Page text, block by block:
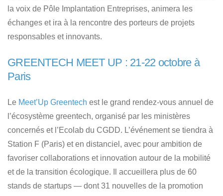
la voix de Pôle Implantation Entreprises, animera les
échanges et ira à la rencontre des porteurs de projets
responsables et innovants.
GREENTECH MEET UP : 21-22 octobre à
Paris
Le Meet’Up Greentech est le grand rendez-vous annuel de
l’écosystème greentech, organisé par les ministères
concernés et l’Ecolab du CGDD. L’événement se tiendra à
Station F (Paris) et en distanciel, avec pour ambition de
favoriser collaborations et innovation autour de la mobilité
et de la transition écologique. Il accueillera plus de 60
stands de startups — dont 31 nouvelles de la promotion